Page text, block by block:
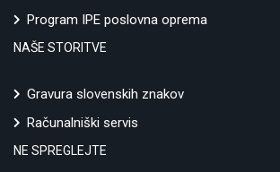
Program IPE poslovna oprema
NAŠE STORITVE
Gravura slovenskih znakov
Računalniški servis
NE SPREGLEJTE